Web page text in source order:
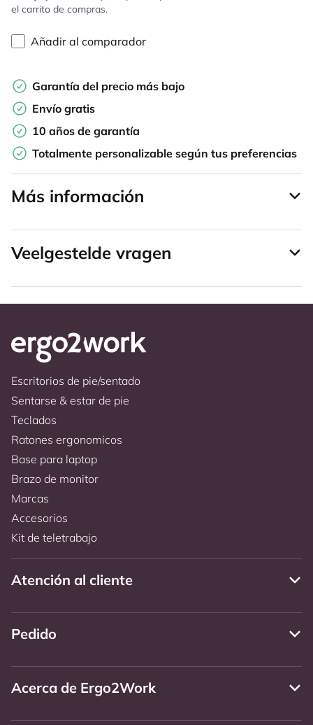
el carrito de compras.
Añadir al comparador
Garantía del precio más bajo
Envío gratis
10 años de garantía
Totalmente personalizable según tus preferencias
Más información
Veelgestelde vragen
Escritorios de pie/sentado
Sentarse & estar de pie
Teclados
Ratones ergonomicos
Base para laptop
Brazo de monitor
Marcas
Accesorios
Kit de teletrabajo
Atención al cliente
Pedido
Acerca de Ergo2Work